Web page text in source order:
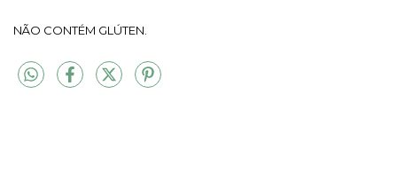
NÃO CONTÉM GLÚTEN.